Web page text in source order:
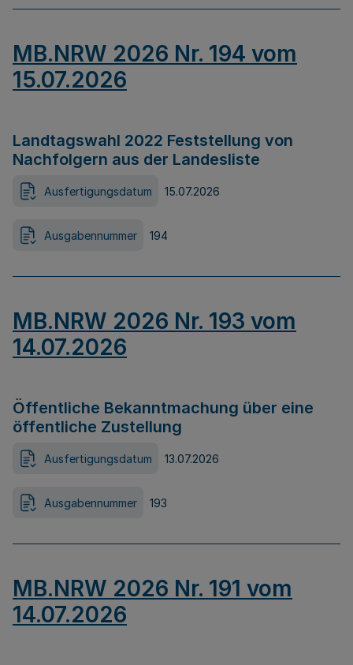
MB.NRW 2026 Nr. 194 vom
15.07.2026
Landtagswahl 2022 Feststellung von
Nachfolgern aus der Landesliste
Ausfertigungsdatum 15.07.2026
Ausgabennummer 194
MB.NRW 2026 Nr. 193 vom
14.07.2026
Öffentliche Bekanntmachung über eine
öffentliche Zustellung
Ausfertigungsdatum 13.07.2026
Ausgabennummer 193
MB.NRW 2026 Nr. 191 vom
14.07.2026